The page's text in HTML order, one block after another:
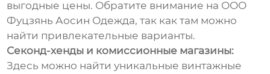
выгодные цены. Обратите внимание на ООО
Фуцзянь Аосин Одежда, так как там можно
найти привлекательные варианты.
Секонд-хенды и комиссионные магазины:
Здесь можно найти уникальные винтажные